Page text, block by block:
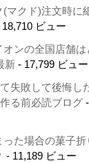
マクド)注文時に
18,710 ビュー
オンの全国店舗は
新 - 17,799 ビュー
失敗して後悔し
る前必読ブログ -
た場合の菓子折
- 11,189 ビュー